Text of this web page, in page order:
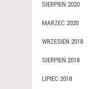
SIERPIEŃ 2020
MARZEC 2020
WRZESIEŃ 2018
SIERPIEŃ 2018
LIPIEC 2018